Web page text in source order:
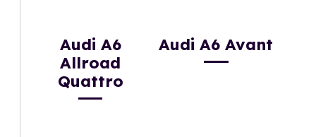
Audi A6
Allroad
Quattro
Audi A6 Avant